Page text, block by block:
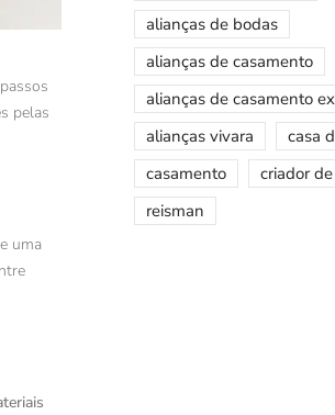
pelas
uma
alianças de bodas
alianças de casamento
alianças de casamento
alianças vivara
casa
casamento
criador
reisman